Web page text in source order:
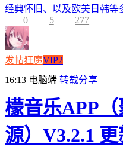
经典怀旧、以及欧美日韩等
0
5 277
发帖狂魔VIP2
16:13 电脑端 转载分享
檬音乐APP
源）V3.2.1